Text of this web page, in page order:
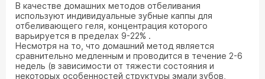
В качестве домашних методов отбеливания
используют индивидуальные зубные каппы для
отбеливающего геля, концентрация которого
варьируется в пределах 9-22% .
Несмотря на то, что домашний метод является
сравнительно медленным и проводится в течение 2-6
недель (в зависимости от тяжести состояния и
некоторых особенностей структуры эмали зубов,